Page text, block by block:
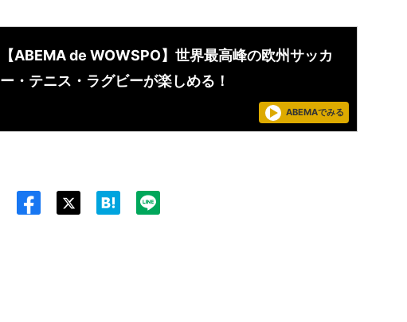
【ABEMA de WOWSPO】世界最高峰の欧州サッカ
ー・テニス・ラグビーが楽しめる！
ABEMAでみる